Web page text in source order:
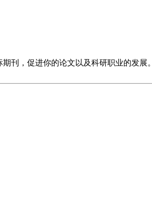
刊，促进你的论文以及科研职业的发展。